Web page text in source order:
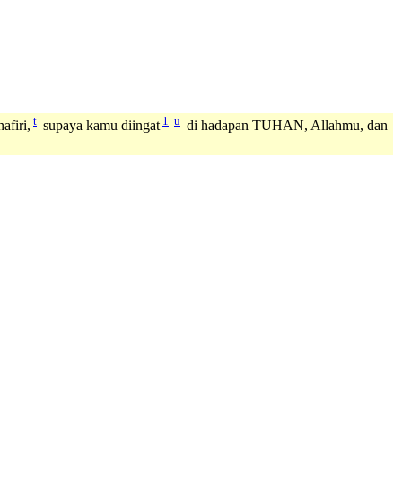
t supaya kamu diingat 1 u di hadapan TUHAN, Allahmu, dan